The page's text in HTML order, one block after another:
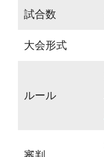
試合数
大会形式
ルール